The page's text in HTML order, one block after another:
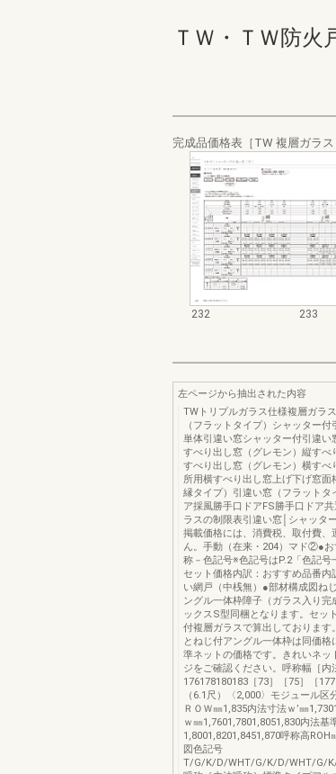
ＴＷ・ＴＷ防
完成品価格表［TW 複層ガラス
232 233
左ページから抽出された内容
TWトリプルガラス仕様複層ガラ
（フラットタイプ）シャッター付
単体引違い窓シャッター付引違
すべり出し窓（グレモン）縦す
すべり出し窓（グレモン）横すべ
所用横すべり出し窓上げ下げ窓面
縁タイプ）引違い窓（フラットタ
ア採風勝手口ドアFS勝手口ドア
ラスの制限表引違い窓│シャッタ
掲載価格には、消費税、取付費、
ん。手動（在来・204）マド②●
称－色記号※色記号はP.2「色記号
セット価格内訳：おすすめ品番
い網戸（中桟無）●部材構成図ね
ングル一体枠障子（ガラス入り
ックスS型同梱となります。セッ
付複層ガラスで算出しておりま
とねじ付アングル一体枠は同価
準ネットの価格です。きれいネッ
ジをご確認ください。呼称幅［内
176178180183［73］［75］［
（6.1尺）〈2,000〉モジュール
ＲＯＷ㎜1,835内法寸法ｗ’㎜
ｗ㎜1,7601,7801,8051,830内法基
1,8001,8201,8451,870呼称高
図色記号
T/G/K/D/WHT/G/K/D/WHT/G/